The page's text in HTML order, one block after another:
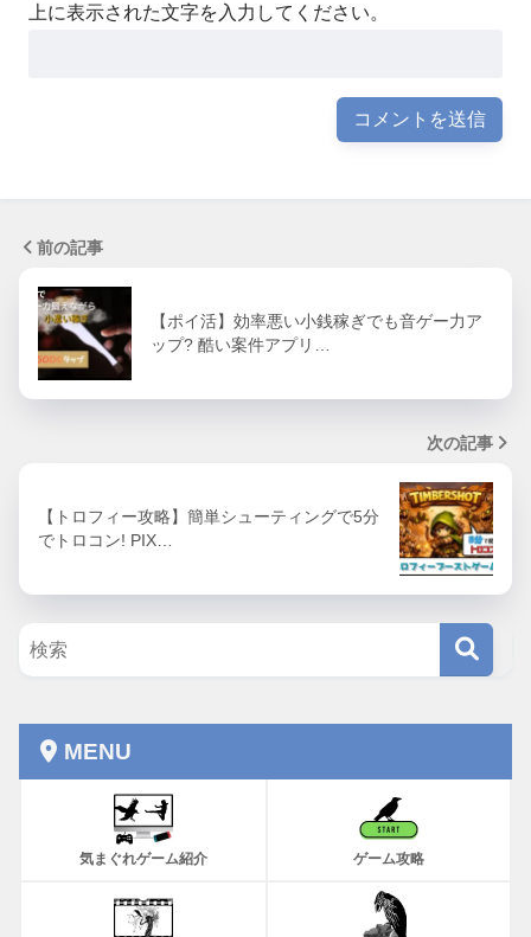
上に表示された文字を入力してください。
前の記事
【ポイ活】効率悪い小銭稼ぎでも音ゲー力ア
ップ? 酷い案件アプリ…
次の記事
【トロフィー攻略】簡単シューティングで5分
でトロコン! PIX…
MENU
気まぐれゲーム紹介 ゲーム攻略